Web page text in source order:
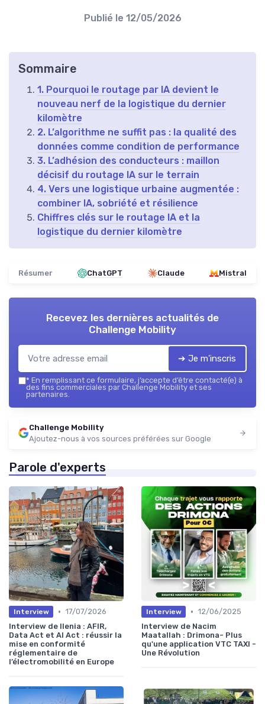
Publié le 12/05/2026
Sommaire
1. Pourquoi le routage par IA devient le
nouveau nerf de la logistique du dernier
kilomètre
2. L’algorithme ne suffit pas : la qualité des
données comme condition de performance
3. L’adhésion des conducteurs : maillon
décisif du routage IA sur le terrain
4. Vers une logistique urbaine augmentée :
combiner IA, sobriété et résilience
Chiffres clés sur le routage IA et la
logistique du dernier kilomètre
Résumer ChatGPT Claude Mistral
Recevez les dernières actualités de
Challenge Mobility
➔ Je m'inscris
* En remplissant ce formulaire, j’accepte d’être contacté(e) à
des fins commerciales par Challenge Mobility et ses
partenaires.
Challenge Mobility
Ajoutez-nous à vos sources préférées sur Google
Parole d'experts
Interview • 17/07/2026
Interview de Ilenia : AFIR,
Data Act et AI Act : réussir la
mise en conformité
réglementaire de
l’électromobilité en Europe
Interview • 12/06/2025
Interview de Nacim
Maatallah : Drimona- Plus
qu'une application VTC TAXI -
Une Révolution